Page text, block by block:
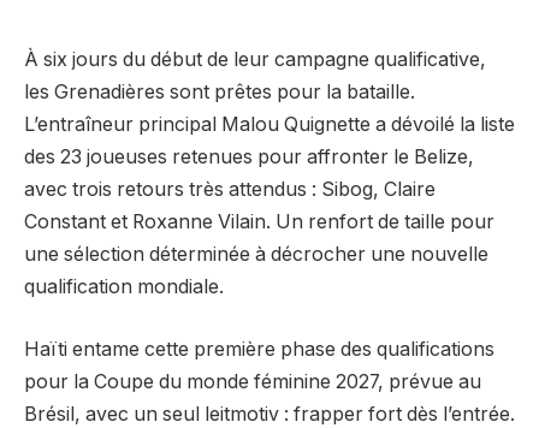
À six jours du début de leur campagne qualificative,
les Grenadières sont prêtes pour la bataille.
L’entraîneur principal Malou Quignette a dévoilé la liste
des 23 joueuses retenues pour affronter le Belize,
avec trois retours très attendus : Sibog, Claire
Constant et Roxanne Vilain. Un renfort de taille pour
une sélection déterminée à décrocher une nouvelle
qualification mondiale.
Haïti entame cette première phase des qualifications
pour la Coupe du monde féminine 2027, prévue au
Brésil, avec un seul leitmotiv : frapper fort dès l’entrée.